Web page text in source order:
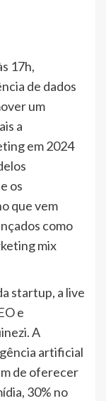
17h,
de dados
um
a
em 2024
os
que vem
como
mix
startup, a live
e
A
artificial
de oferecer
30% no